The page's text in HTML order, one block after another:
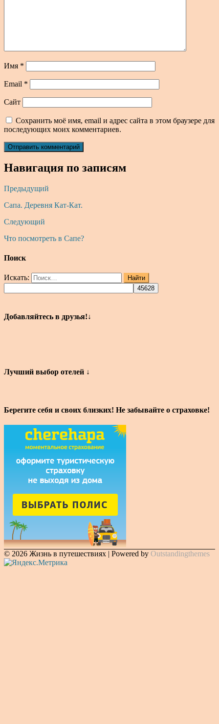
Имя *
Email *
Сайт
Сохранить моё имя, email и адрес сайта в этом браузере для
последующих моих комментариев.
Навигация по записям
Предыдущий
Сапа. Деревня Кат-Кат.
Следующий
Что посмотреть в Сапе?
Поиск
Искать: Найти
Добавляйтесь в друзья!↓
Лучший выбор отелей ↓
Берегите себя и своих близких! Не забывайте о страховке!
© 2026 Жизнь в путешествиях | Powered by Outstandingthemes